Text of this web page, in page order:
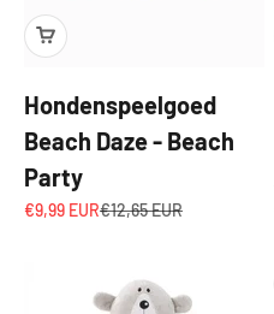
Hondenspeelgoed
Beach Daze - Beach
Party
Aanbiedingsprijs
€9,99 EURNormale prijs
€12,65 EUR